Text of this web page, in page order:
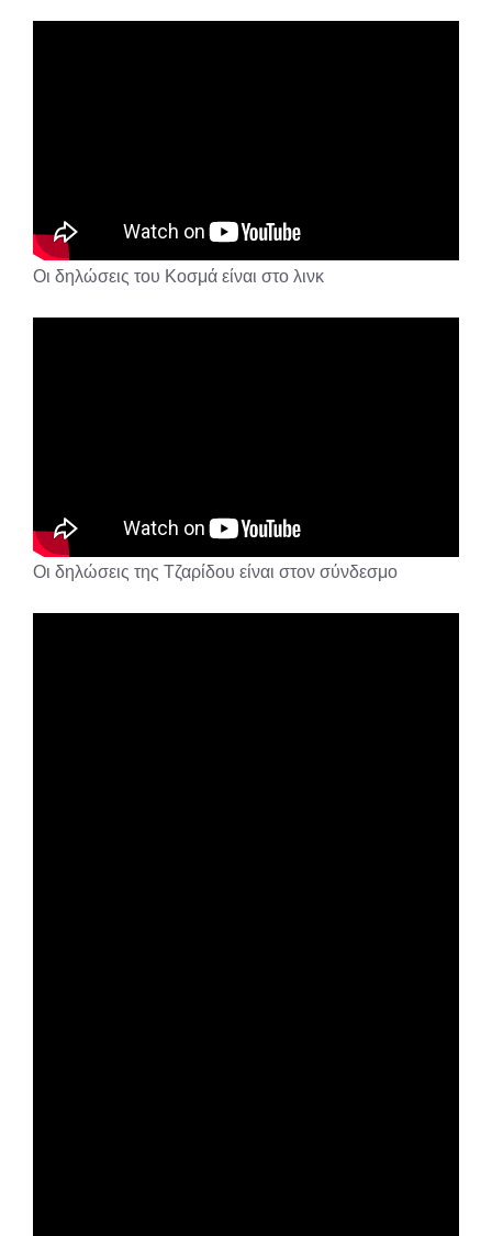
Οι δηλώσεις του Κοσμά είναι στο λινκ
Οι δηλώσεις της Τζαρίδου είναι στον σύνδεσμο